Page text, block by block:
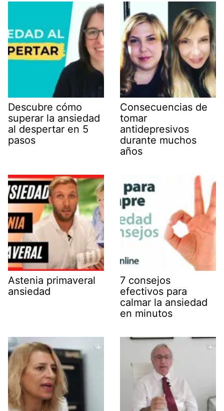
Descubre cómo
superar la ansiedad
al despertar en 5
pasos
Consecuencias de
tomar
antidepresivos
durante muchos
años
Astenia primaveral
ansiedad
7 consejos
efectivos para
calmar la ansiedad
en minutos